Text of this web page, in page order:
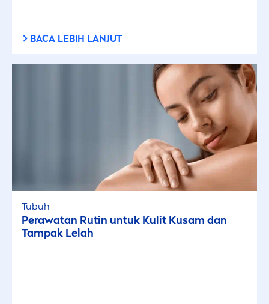
BACA LEBIH LANJUT
Tubuh
Perawatan Rutin untuk Kulit Kusam dan
Tampak Lelah